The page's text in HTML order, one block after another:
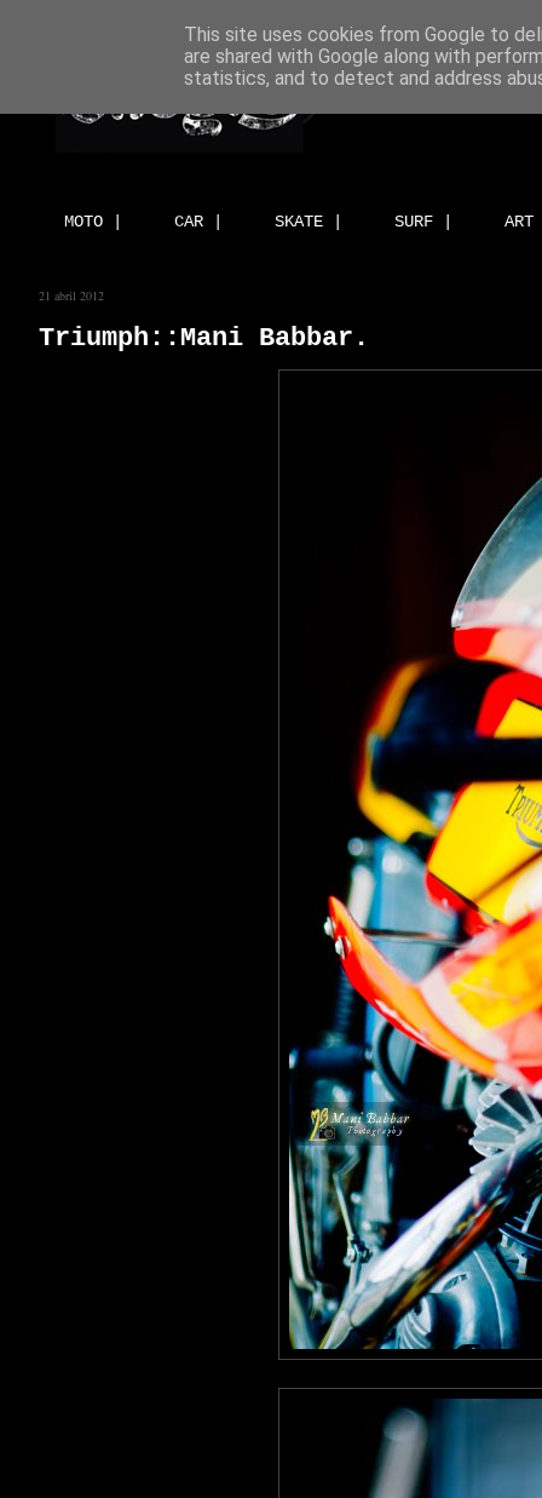
MOTO | CAR | SKATE | SURF |
21 abril 2012
Triumph::Mani Babbar.
This site uses cookies from Google to
are shared with Google along with
statistics, and to detect and address